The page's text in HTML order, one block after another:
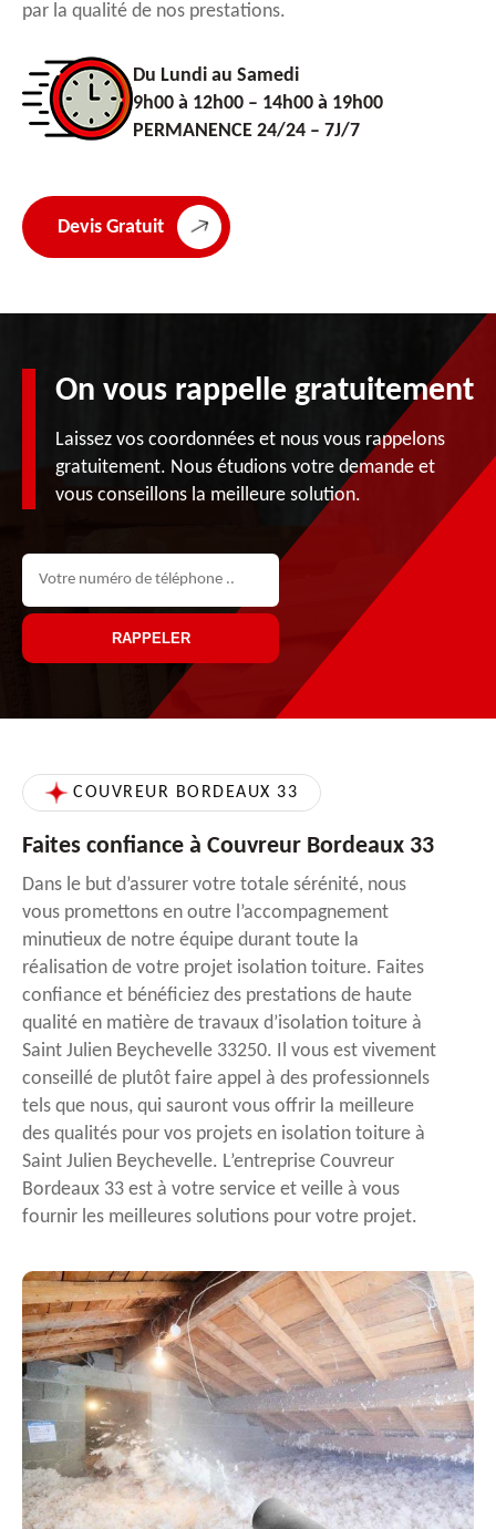
par la qualité de nos prestations.
Du Lundi au Samedi
9h00 à 12h00 – 14h00 à 19h00
PERMANENCE 24/24 – 7J/7
Devis Gratuit
On vous rappelle gratuitement
Laissez vos coordonnées et nous vous rappelons
gratuitement. Nous étudions votre demande et
vous conseillons la meilleure solution.
COUVREUR BORDEAUX 33
Faites confiance à Couvreur Bordeaux 33
Dans le but d’assurer votre totale sérénité, nous
vous promettons en outre l’accompagnement
minutieux de notre équipe durant toute la
réalisation de votre projet isolation toiture. Faites
confiance et bénéficiez des prestations de haute
qualité en matière de travaux d’isolation toiture à
Saint Julien Beychevelle 33250. Il vous est vivement
conseillé de plutôt faire appel à des professionnels
tels que nous, qui sauront vous offrir la meilleure
des qualités pour vos projets en isolation toiture à
Saint Julien Beychevelle. L’entreprise Couvreur
Bordeaux 33 est à votre service et veille à vous
fournir les meilleures solutions pour votre projet.